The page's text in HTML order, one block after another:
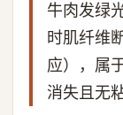
牛肉发绿
时肌纤维
应），属
消失且无